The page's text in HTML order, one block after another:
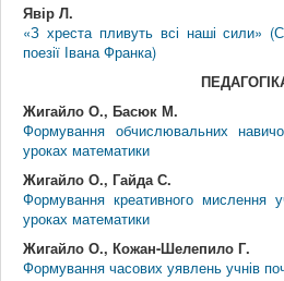
Явір Л.
«З хреста пливуть всі наші сили»
поезії Івана Франка)
Жигайло О., Басюк М.
Формування обчислювальних
уроках математики
Жигайло О., Гайда С.
Формування креативного мислення
уроках математики
Жигайло О., Кожан-Шелепило Г.
Формування часових уявлень учнів